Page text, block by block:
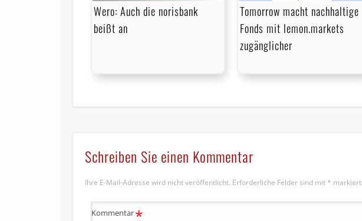
Wero: Auch die norisbank
beißt an
Tomorrow macht nachhaltige
Fonds mit lemon.markets
zugänglicher
Schreiben Sie einen Kommentar
Ihre E-Mail-Adresse wird nicht veröffentlicht. Erforderliche Felder sind mit * markiert
Kommentar*